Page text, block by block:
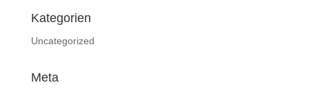
Kategorien
Uncategorized
Meta